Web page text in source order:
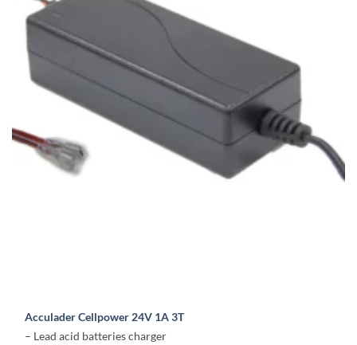
Acculader Cellpower 24V 1A 3T
– Lead acid batteries charger